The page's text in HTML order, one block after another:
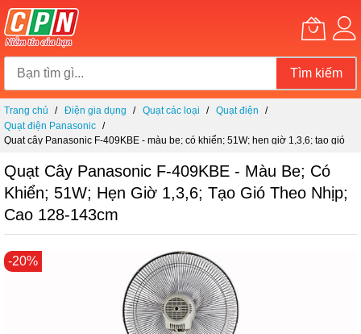
Tìm kiếm
Chuyển
đến
nội
Trang chủ Điện gia dụng Quạt các loại
Quạt điện
Quạt điện Panasonic
Quạt cây Panasonic F-409KBE - màu be; có khiển; 51W; hẹn giờ 1,3,6; tạo gió
Quạt Cây Panasonic F-409KBE - Màu Be; Có
Khiển; 51W; Hẹn Giờ 1,3,6; Tạo Gió Theo Nhịp;
Cao 128-143cm
Chuyển
đến
-20%